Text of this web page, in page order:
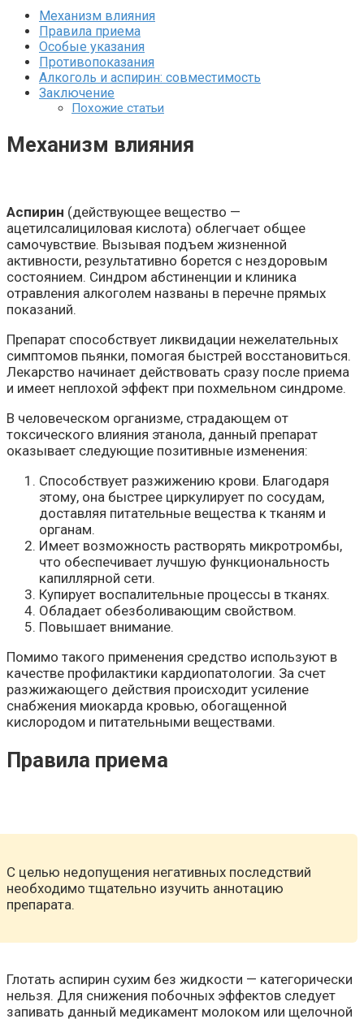
Механизм влияния
Правила приема
Особые указания
Противопоказания
Алкоголь и аспирин: совместимость
Заключение
Похожие статьи
Механизм влияния
Аспирин (действующее вещество —
ацетилсалициловая кислота) облегчает общее
самочувствие. Вызывая подъем жизненной
активности, результативно борется с нездоровым
состоянием. Синдром абстиненции и клиника
отравления алкоголем названы в перечне прямых
показаний.
Препарат способствует ликвидации нежелательных
симптомов пьянки, помогая быстрей восстановиться.
Лекарство начинает действовать сразу после приема
и имеет неплохой эффект при похмельном синдроме.
В человеческом организме, страдающем от
токсического влияния этанола, данный препарат
оказывает следующие позитивные изменения:
Способствует разжижению крови. Благодаря
этому, она быстрее циркулирует по сосудам,
доставляя питательные вещества к тканям и
органам.
Имеет возможность растворять микротромбы,
что обеспечивает лучшую функциональность
капиллярной сети.
Купирует воспалительные процессы в тканях.
Обладает обезболивающим свойством.
Повышает внимание.
Помимо такого применения средство используют в
качестве профилактики кардиопатологии. За счет
разжижающего действия происходит усиление
снабжения миокарда кровью, обогащенной
кислородом и питательными веществами.
Правила приема
С целью недопущения негативных последствий
необходимо тщательно изучить аннотацию
препарата.
Глотать аспирин сухим без жидкости — категорически
нельзя. Для снижения побочных эффектов следует
запивать данный медикамент молоком или щелочной